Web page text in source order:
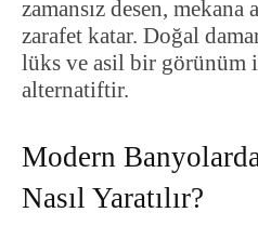
zamansız desen,
zarafet katar. Doğal
lüks ve asil bir görünüm
alternatiftir.
Modern
Nasıl Yaratılır?